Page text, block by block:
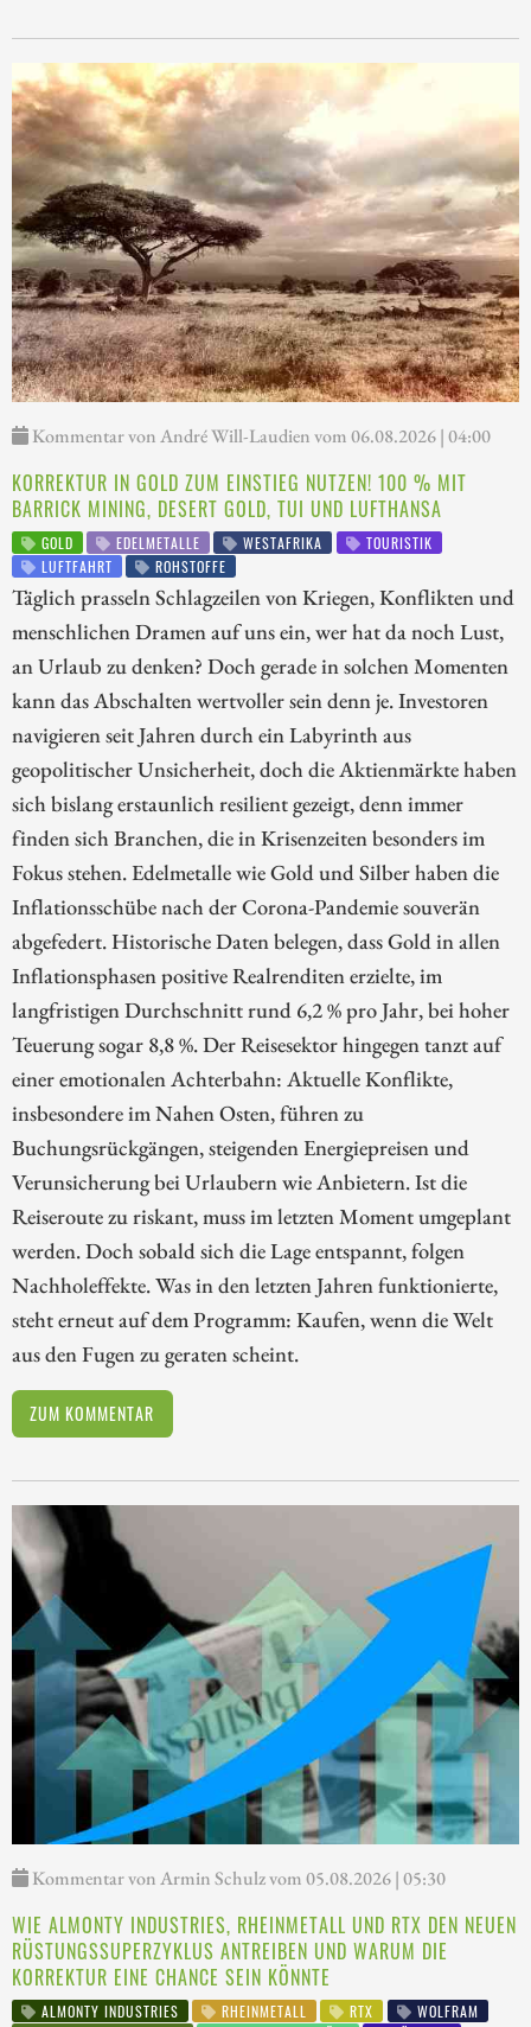
Kommentar von André Will-Laudien vom 06.08.2026 | 04:00
KORREKTUR IN GOLD ZUM EINSTIEG NUTZEN! 100 % MIT
BARRICK MINING, DESERT GOLD, TUI UND LUFTHANSA
GOLD EDELMETALLE WESTAFRIKA
TOURISTIK
LUFTFAHRT
ROHSTOFFE
Täglich prasseln Schlagzeilen von Kriegen, Konflikten und
menschlichen Dramen auf uns ein, wer hat da noch Lust,
an Urlaub zu denken? Doch gerade in solchen Momenten
kann das Abschalten wertvoller sein denn je. Investoren
navigieren seit Jahren durch ein Labyrinth aus
geopolitischer Unsicherheit, doch die Aktienmärkte haben
sich bislang erstaunlich resilient gezeigt, denn immer
finden sich Branchen, die in Krisenzeiten besonders im
Fokus stehen. Edelmetalle wie Gold und Silber haben die
Inflationsschübe nach der Corona-Pandemie souverän
abgefedert. Historische Daten belegen, dass Gold in allen
Inflationsphasen positive Realrenditen erzielte, im
langfristigen Durchschnitt rund 6,2 % pro Jahr, bei hoher
Teuerung sogar 8,8 %. Der Reisesektor hingegen tanzt auf
einer emotionalen Achterbahn: Aktuelle Konflikte,
insbesondere im Nahen Osten, führen zu
Buchungsrückgängen, steigenden Energiepreisen und
Verunsicherung bei Urlaubern wie Anbietern. Ist die
Reiseroute zu riskant, muss im letzten Moment umgeplant
werden. Doch sobald sich die Lage entspannt, folgen
Nachholeffekte. Was in den letzten Jahren funktionierte,
steht erneut auf dem Programm: Kaufen, wenn die Welt
aus den Fugen zu geraten scheint.
ZUM KOMMENTAR
Kommentar von Armin Schulz vom 05.08.2026 | 05:30
WIE ALMONTY INDUSTRIES, RHEINMETALL UND RTX DEN NEUEN
RÜSTUNGSSUPERZYKLUS ANTREIBEN UND WARUM DIE
KORREKTUR EINE CHANCE SEIN KÖNNTE
ALMONTY INDUSTRIES RHEINMETALL RTX
WOLFRAM